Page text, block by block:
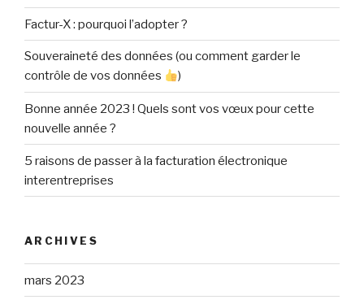
Factur-X : pourquoi l’adopter ?
Souveraineté des données (ou comment garder le
contrôle de vos données
)
Bonne année 2023 ! Quels sont vos vœux pour cette
nouvelle année ?
5 raisons de passer à la facturation électronique
interentreprises
ARCHIVES
mars 2023